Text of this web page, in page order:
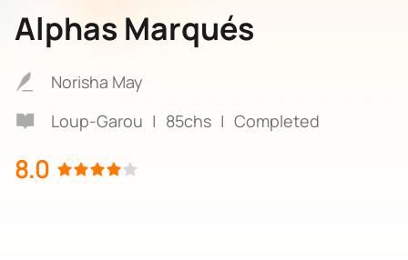
Alphas Marqués
Norisha May
Loup-Garou | 85chs | Completed
8.0